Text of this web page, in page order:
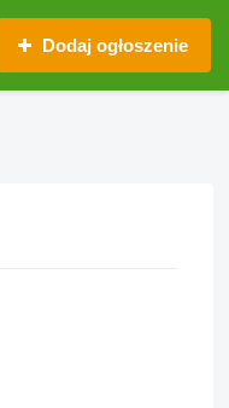
Dodaj ogłoszenie